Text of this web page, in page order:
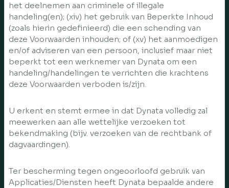
het deelnemen aan criminele of illegale
handeling(en); (xiv) het gebruik van Beperkte Inhoud
(zoals hierin gedefinieerd) die een schending van
deze Voorwaarden inhouden; of (xv) het aanmoedigen
en/of adviseren van een persoon, inclusief maar niet
beperkt tot een werknemer van Dynata om een
handeling/handelingen te verrichten die krachtens
deze Voorwaarden verboden is/zijn.
U erkent en stemt ermee in dat Dynata volledig zal
meewerken aan alle wettelijke verzoeken tot
bekendmaking (bijv. verzoeken van de rechtbank of
dagvaardingen).
Ter bescherming tegen ongeoorloofd gebruik van
Applicaties/Diensten heeft Dynata bepaalde andere